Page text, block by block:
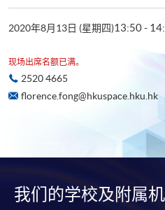
2020年8月13日 (星期四)13:50 -
现场出席名额已满。
2520 4665
florence.fong@hkuspace.hku.hk
我们的学校及附属